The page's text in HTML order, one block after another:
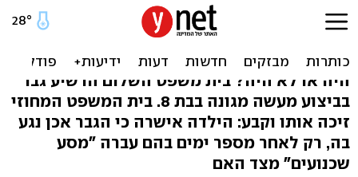
זיכוי נאשם במעשה מגונה:
"הילדה הגזימה בלחץ האם"
היה או לא היה? בית משפט השלום הרשיע גבר
בביצוע מעשה מגונה בבת 8. בית המשפט המחוזי
זיכה אותו וקבע: הילדה אישרה כי הגבר אכן נגע
בה, רק לאחר מספר ימים בהם עברה "מסע
שכנועים" מצד האם